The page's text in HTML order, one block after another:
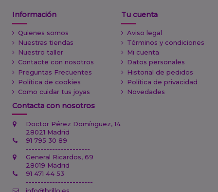
Información
Quienes somos
Nuestras tiendas
Nuestro taller
Contacte con nosotros
Preguntas Frecuentes
Política de cookies
Como cuidar tus joyas
Tu cuenta
Aviso legal
Términos y condiciones
Mi cuenta
Datos personales
Historial de pedidos
Política de privacidad
Novedades
Contacta con nosotros
Doctor Pérez Domínguez, 14
28021 Madrid
91 795 30 89
----------------------
General Ricardos, 69
28019 Madrid
91 471 44 53
-----------------------